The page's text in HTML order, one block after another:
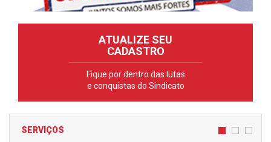
ATUALIZE SEU
CADASTRO
Fique por dentro das lutas
e conquistas do Sindicato
SERVIÇOS